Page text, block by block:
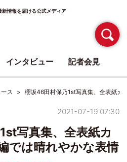
情報を届ける公式メディア
ス 櫻坂46田村保乃1st写真集、全表紙カ
2021-07-19 07:30
写真集、全表紙カ
では晴れやかな表情
インタビュー 記者会見